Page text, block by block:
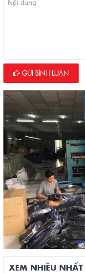
GỬI BÌNH LUẬN
XEM NHIỀU NHẤT